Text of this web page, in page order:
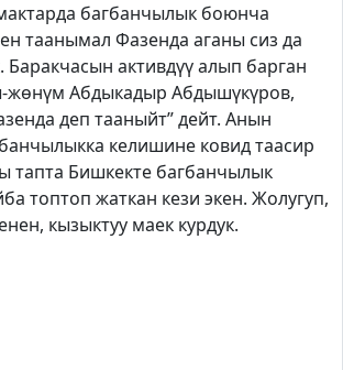
багбанчылык боюнча
таанымал Фазенда аганы сиз да
Баракчасын активдүү алып барган
жөнүм Абдыкадыр Абдышүкүров,
деп тааныйт” дейт. Анын
келишине ковид таасир
тапта Бишкекте багбанчылык
топтоп жаткан кези экен. Жолугуп,
кызыктуу маек курдук.